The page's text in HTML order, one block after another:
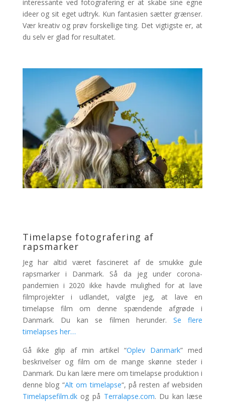
interessante ved fotografering er at skabe sine egne
ideer og sit eget udtryk. Kun fantasien sætter grænser.
Vær kreativ og prøv forskellige ting. Det vigtigste er, at
du selv er glad for resultatet.
Timelapse fotografering af
rapsmarker
Jeg har altid været fascineret af de smukke gule
rapsmarker i Danmark. Så da jeg under corona-
pandemien i 2020 ikke havde mulighed for at lave
filmprojekter i udlandet, valgte jeg, at lave en
timelapse film om denne spændende afgrøde i
Danmark. Du kan se filmen herunder. Se flere
timelapses her…
Gå ikke glip af min artikel “Oplev Danmark” med
beskrivelser og film om de mange skønne steder i
Danmark. Du kan lære mere om timelapse produktion i
denne blog “Alt om timelapse“, på resten af websiden
Timelapsefilm.dkog på Terralapse.com. Du kan læse